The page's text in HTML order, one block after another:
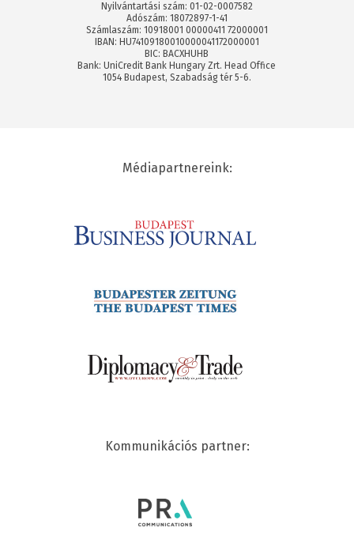
Nyilvántartási szám: 01-02-0007582
Adószám: 18072897-1-41
Számlaszám: 10918001 00000411 72000001
IBAN: HU74109180010000041172000001
BIC: BACXHUHB
Bank: UniCredit Bank Hungary Zrt. Head Office
1054 Budapest, Szabadság tér 5-6.
Médiapartnereink:
Kommunikációs partner: